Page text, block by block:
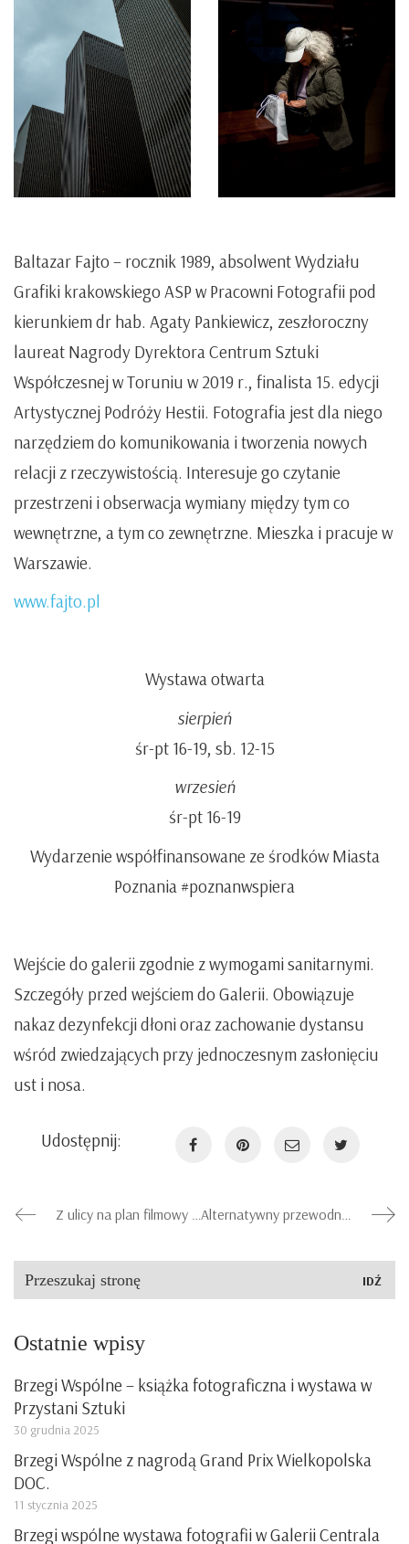
Baltazar Fajto – rocznik 1989, absolwent Wydziału
Grafiki krakowskiego ASP w Pracowni Fotografii pod
kierunkiem dr hab. Agaty Pankiewicz, zeszłoroczny
laureat Nagrody Dyrektora Centrum Sztuki
Współczesnej w Toruniu w 2019 r., finalista 15. edycji
Artystycznej Podróży Hestii. Fotografia jest dla niego
narzędziem do komunikowania i tworzenia nowych
relacji z rzeczywistością. Interesuje go czytanie
przestrzeni i obserwacja wymiany między tym co
wewnętrzne, a tym co zewnętrzne. Mieszka i pracuje w
Warszawie.
www.fajto.pl
Wystawa otwarta
sierpień
śr-pt 16-19, sb. 12-15
wrzesień
śr-pt 16-19
Wydarzenie współfinansowane ze środków Miasta
Poznania #poznanwspiera
Wejście do galerii zgodnie z wymogami sanitarnymi.
Szczegóły przed wejściem do Galerii. Obowiązuje
nakaz dezynfekcji dłoni oraz zachowanie dystansu
wśród zwiedzających przy jednoczesnym zasłonięciu
ust i nosa.
Udostępnij:
Z ulicy na plan filmowy – o znaczeniu architektury w filmach fabularnych :: wykład dr Justyny Sulejewskiej Alternatywny przewodnik po Placu Cyryla Ratajskiego
Szukaj:
Ostatnie wpisy
Brzegi Wspólne – książka fotograficzna i wystawa w
Przystani Sztuki
30 grudnia 2025
Brzegi Wspólne z nagrodą Grand Prix Wielkopolska
DOC.
11 stycznia 2025
Brzegi wspólne wystawa fotografii w Galerii Centrala